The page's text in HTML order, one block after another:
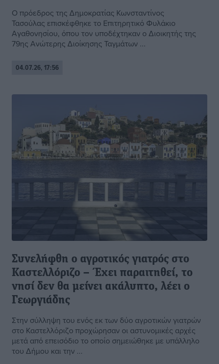
Ο πρόεδρος της Δημοκρατίας Κωνσταντίνος
Τασούλας επισκέφθηκε το Επιτηρητικό Φυλάκιο
Αγαθονησίου, όπου τον υποδέχτηκαν ο Διοικητής της
79ης Ανώτερης Διοίκησης Ταγμάτων ...
04.07.26, 17:56
Συνελήφθη ο αγροτικός γιατρός στο
Καστελλόριζο – Έχει παραιτηθεί, το
νησί δεν θα μείνει ακάλυπτο, λέει ο
Γεωργιάδης
Στην σύλληψη του ενός εκ των δύο αγροτικών γιατρών
στο Καστελλόριζο προχώρησαν οι αστυνομικές αρχές
μετά από επεισόδιο το οποίο σημειώθηκε με υπάλληλο
του Δήμου και την ...